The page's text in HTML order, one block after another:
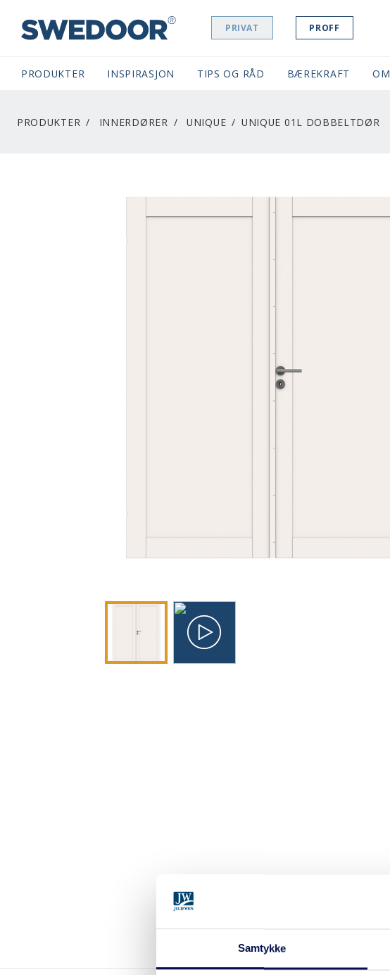
Samtykke
SWEDOOR NAVIGATION PRIVAT PROFF
PRODUKTER INSPIRASJON TIPS OG RÅD BÆREKRAFT OM
PRODUKTER INNERDØRER UNIQUE UNIQUE 01L DOBBELTDØR